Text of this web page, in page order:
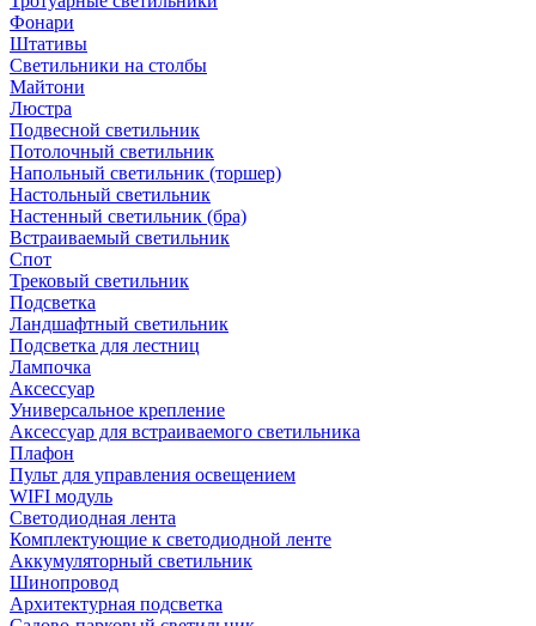
Фонари
Штативы
Светильники на столбы
Майтони
Люстра
Подвесной светильник
Потолочный светильник
Напольный светильник (торшер)
Настольный светильник
Настенный светильник (бра)
Встраиваемый светильник
Спот
Трековый светильник
Подсветка
Ландшафтный светильник
Подсветка для лестниц
Лампочка
Аксессуар
Универсальное крепление
Аксессуар для встраиваемого светильника
Плафон
Пульт для управления освещением
WIFI модуль
Светодиодная лента
Комплектующие к светодиодной ленте
Аккумуляторный светильник
Шинопровод
Архитектурная подсветка